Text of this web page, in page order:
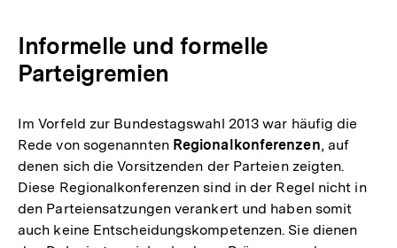
Informelle und formelle
Parteigremien
Im Vorfeld zur Bundestagswahl 2013 war häufig die
Rede von sogenannten Regionalkonferenzen, auf
denen sich die Vorsitzenden der Parteien zeigten.
Diese Regionalkonferenzen sind in der Regel nicht in
den Parteiensatzungen verankert und haben somit
auch keine Entscheidungskompetenzen. Sie dienen